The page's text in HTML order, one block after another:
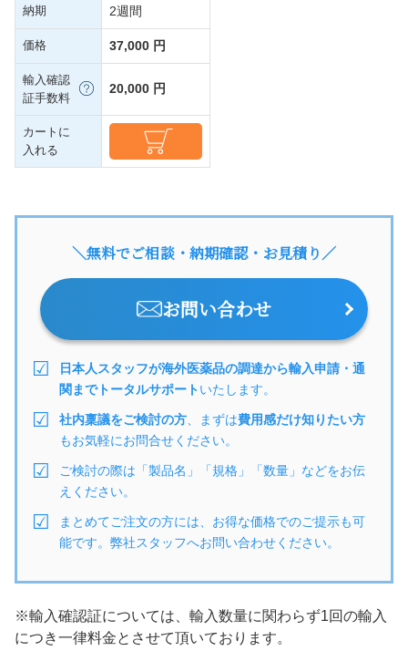
納期 2週間
価格 37,000 円
輸入確認
証手数料
20,000 円
カートに
入れる
＼無料でご相談・納期確認・お見積り／
お問い合わせ
日本人スタッフが海外医薬品の調達から輸入申請・通
関までトータルサポートいたします。
社内稟議をご検討の方 、まずは費用感だけ知りたい方
もお気軽にお問合せください。
ご検討の際は「製品名」「規格」「数量」などをお伝
えください。
まとめてご注文の方には、お得な価格でのご提示も可
能です。弊社スタッフへお問い合わせください。
※輸入確認証については、輸入数量に関わらず1回の輸入
につき一律料金とさせて頂いております。